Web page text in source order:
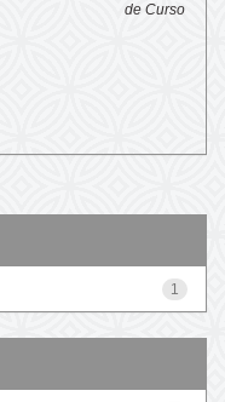
de Curso
1